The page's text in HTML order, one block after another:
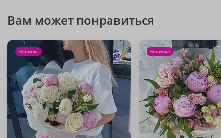
Вам может понравиться
Новинка Новинка